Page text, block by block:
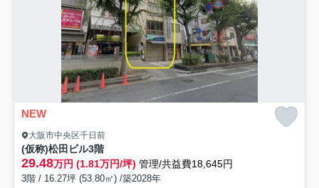
NEW
大阪市中央区千日前
(仮称)松田ビル3階
29.48万円 (1.81万円/坪) 管理/共益費18,645円
3階 / 16.27坪 (53.80㎡) /築2028年